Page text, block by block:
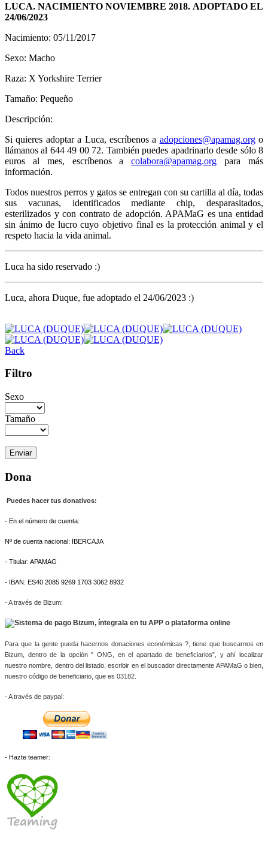
LUCA. NACIMIENTO NOVIEMBRE 2018. ADOPTADO EL
24/06/2023
Nacimiento: 05/11/2017
Sexo: Macho
Raza: X Yorkshire Terrier
Tamaño: Pequeño
Descripción:
Si quieres adoptar a Luca, escríbenos a adopciones@apamag.orgo
llámanos al 644 49 00 72. También puedes apadrinarlo desde sólo 8
euros al mes, escríbenos acolabora@apamag.org para más
información.
Todos nuestros perros y gatos se entregan con su cartilla al día, todas
sus vacunas, identificados mediante chip, desparasitados,
esterilizados y con contrato de adopción. APAMaG es una entidad
sin ánimo de lucro cuyo objetivo final es la protección animal y el
respeto hacia la vida animal.
Luca ha sido reservado :)
Luca, ahora Duque, fue adoptado el 24/06/2023 :)
Back
Filtro
Sexo
Tamaño
Dona
Puedes hacer tus donativos:
- En el número de cuenta:
Nº de cuenta nacional: IBERCAJA
- Titular: APAMAG
- IBAN: ES40 2085 9269 1703 3062 8932
-A través de Bizum:
Para que la gente pueda hacernos donaciones económicas ?, tiene que buscarnos en
Bizum, dentro de la opción " ONG, en el apartado de beneficiarios”, y ahí localizar
nuestro nombre, dentro del listado, escribir en el buscador directamente APAMaG o bien,
nuestro código de beneficiario, que es 03182.
- A través de paypal:
- Hazte teamer: